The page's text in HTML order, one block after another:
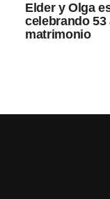
Elder y Olga
celebrando 53
matrimonio